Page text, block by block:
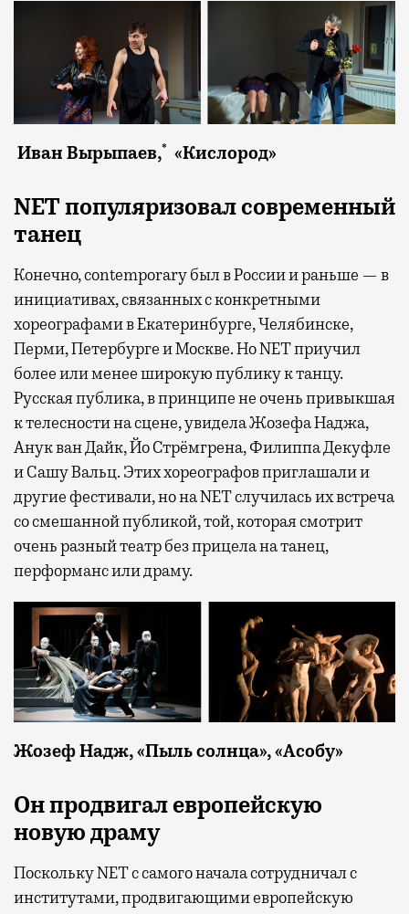
Иван Вырыпаев,* «Кислород»
NET популяризовал современный
танец
Конечно, contemporary был в России и раньше — в
инициативах, связанных с конкретными
хореографами в Екатеринбурге, Челябинске,
Перми, Петербурге и Москве. Но NET приучил
более или менее широкую публику к танцу.
Русская публика, в принципе не очень привыкшая
к телесности на сцене, увидела Жозефа Наджа,
Анук ван Дайк, Йо Стрёмгрена, Филиппа Декуфле
и Сашу Вальц. Этих хореографов приглашали и
другие фестивали, но на NET случилась их встреча
со смешанной публикой, той, которая смотрит
очень разный театр без прицела на танец,
перформанс или драму.
Жозеф Надж, «Пыль солнца», «Асобу»
Он продвигал европейскую
новую драму
Поскольку NET с самого начала сотрудничал с
институтами, продвигающими европейскую